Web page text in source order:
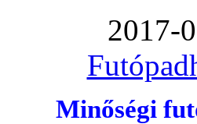
2017-
Minőségi